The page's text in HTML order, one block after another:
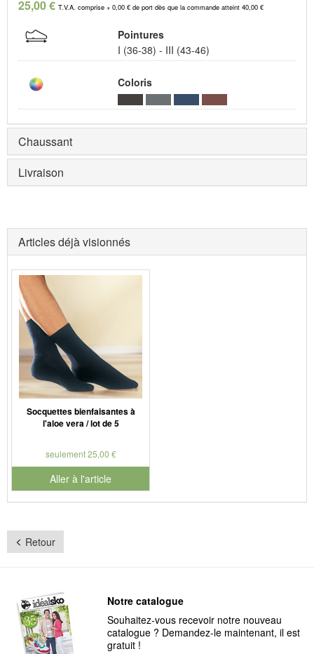
25,00 € T.V.A. comprise + 0,00 € de port dès que la commande atteint 40,00 €
Pointures
I (36-38) - III (43-46)
Coloris
Chaussant
Livraison
Articles déjà visionnés
Socquettes bienfaisantes à
l'aloe vera / lot de 5
seulement 25,00 €
Aller à l'article
Retour
Notre catalogue
Souhaitez-vous recevoir notre nouveau
catalogue ? Demandez-le maintenant, il est
gratuit !